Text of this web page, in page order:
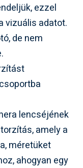
ezzel
vizuális adatot.
de nem
lencséjének
amely a
méretüket
ahogyan egy